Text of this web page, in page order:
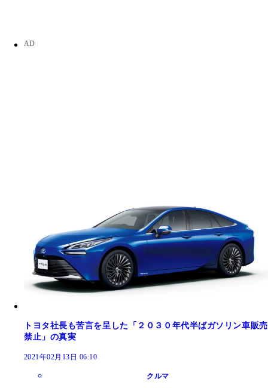
トヨタ社長も苦言を呈した「２０３０年代半ばガソリン車販売
禁止」の真実
2021年02月13日 06:10
クルマ